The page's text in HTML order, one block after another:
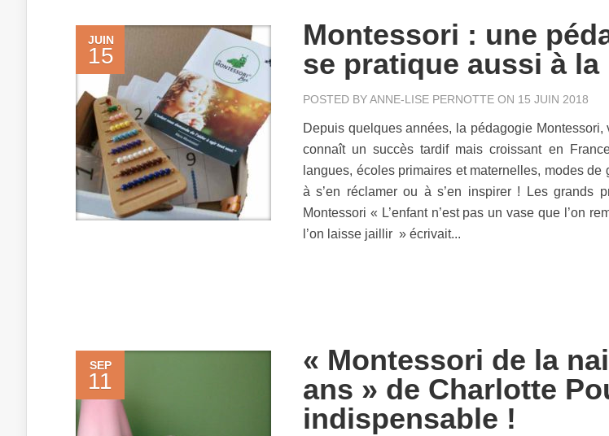
JUIN
15
Montessori : une
se pratique aussi à la
POSTED BYANNE-LISE PERNOTTE ON 15 JUIN 2018
Depuis quelques années, la pédagogie Montessori,
connaît un succès tardif mais croissant en
langues, écoles primaires et maternelles, modes
à s’en réclamer ou à s’en inspirer ! Les grands
Montessori « L’enfant n’est pas un vase que l’on
l’on laisse jaillir » écrivait...
SEP
11
« Montessori de la
ans » de Charlotte
indispensable !